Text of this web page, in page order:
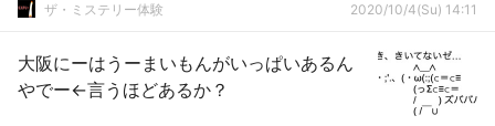
ザ・ミステリー体験 2020/10/4(Su) 14:11
大阪にーはうーまいもんがいっぱいあるん
やでー←言うほどあるか？